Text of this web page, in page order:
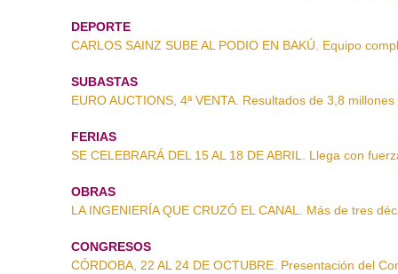
DEPORTE
CARLOS SAINZ SUBE AL PODIO EN BAKÚ. Equipo
SUBASTAS
EURO AUCTIONS, 4ª VENTA. Resultados de 3,8
FERIAS
SE CELEBRARÁ DEL 15 AL 18 DE ABRIL. Llega con
OBRAS
LA INGENIERÍA QUE CRUZÓ EL CANAL. Más de tres
CONGRESOS
CÓRDOBA, 22 AL 24 DE OCTUBRE. Presentación del